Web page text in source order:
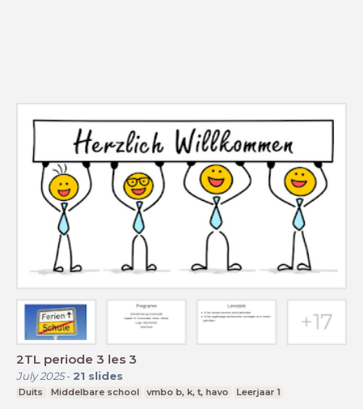
2TL periode 3 les 3
July 2025- 21 slides
Duits Middelbare school vmbo b, k, t, havo Leerjaar 1